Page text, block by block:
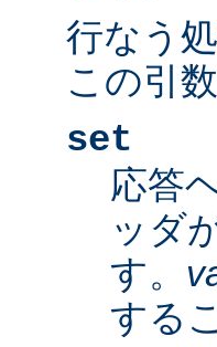
行なう
この引
set
応答
ッダ
す。
する